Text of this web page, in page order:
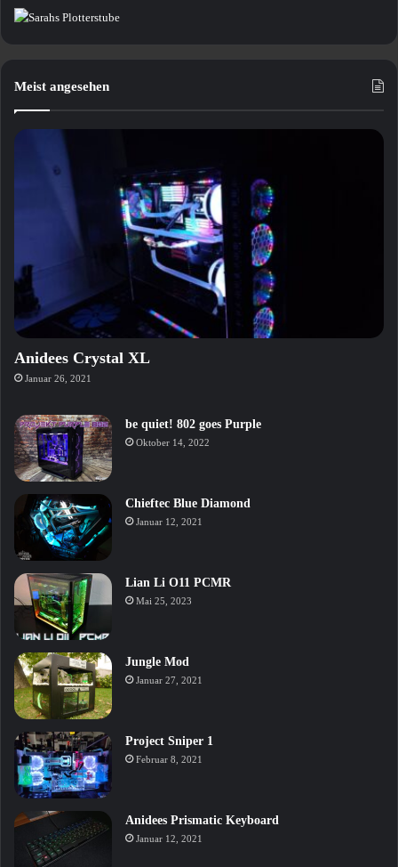
Meist angesehen
Anidees Crystal XL
Januar 26, 2021
be quiet! 802 goes Purple
Oktober 14, 2022
Chieftec Blue Diamond
Januar 12, 2021
Lian Li O11 PCMR
Mai 25, 2023
Jungle Mod
Januar 27, 2021
Project Sniper 1
Februar 8, 2021
Anidees Prismatic Keyboard
Januar 12, 2021